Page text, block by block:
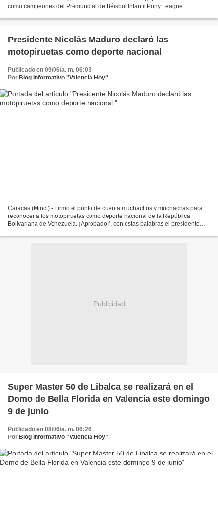
como campeones del Premundial de Béisbol Infantil Pony League
Presidente Nicolás Maduro declaró las
motopiruetas como deporte nacional
Publicado en 09/06/a. m. 06:03
Por Blog Informativo "Valencia Hoy"
Caracas (Minci).- Firmo el punto de cuenta muchachos y muchachas para
reconocer a los motopiruetas como deporte nacional de la República
Bolivariana de Venezuela. ¡Aprobado!”, con estas palabras el presidente
Publicidad
Super Master 50 de Libalca se realizará en el
Domo de Bella Florida en Valencia este domingo
9 de junio
Publicado en 08/06/a. m. 06:26
Por Blog Informativo "Valencia Hoy"